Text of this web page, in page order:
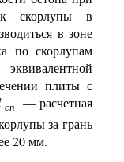
скорлупы в
в зоне
по скорлупам
плиты с
сп
— расчетная
за грань
20 мм.